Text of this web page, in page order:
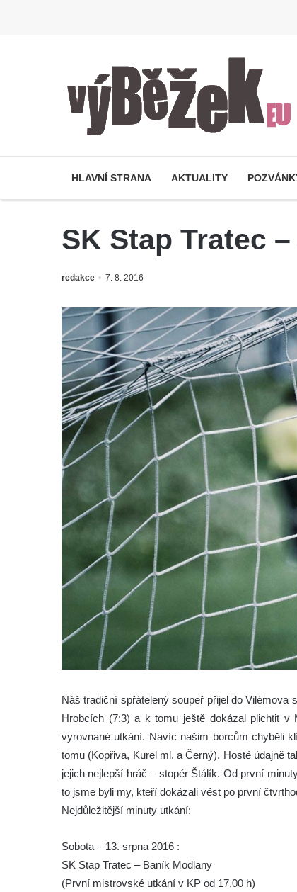
HLAVNÍ STRANA AKTUALITY
SK Stap Tratec
redakce 7. 8. 2016
Náš tradiční spřátelený soupeř přijel do
Hrobcích (7:3) a k tomu ještě dokázal plichtit
vyrovnané utkání. Navíc našim borcům chyběli
tomu (Kopřiva, Kurel ml. a Černý). Hosté údajně
jejich nejlepší hráč – stopér Štálík. Od první
to jsme byli my, kteří dokázali vést po první
Nejdůležitější minuty utkání:
Sobota – 13. srpna 2016 :
SK Stap Tratec – Baník Modlany
(První mistrovské utkání v KP od 17,00 h)